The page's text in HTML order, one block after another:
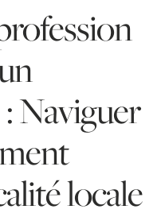
Naviguer
locale